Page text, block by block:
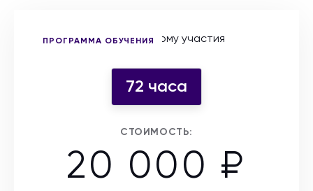
ПРОГРАММА ОБУЧЕНИЯ
Выберите форму участия
72 часа
СТОИМОСТЬ:
20 000 ₽